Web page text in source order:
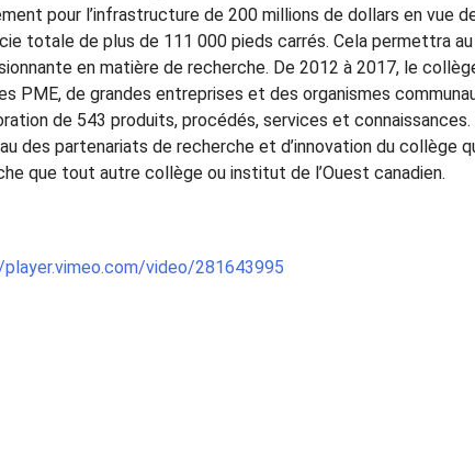
pour l’infrastructure de 200 millions de dollars en vue
totale de plus de 111 000 pieds carrés. Cela permettra
en matière de recherche. De 2012 à 2017, le
PME, de grandes entreprises et des organismes
de 543 produits, procédés, services et
des partenariats de recherche et d’innovation du collège
que tout autre collège ou institut de l’Ouest canadien.
video/281643995